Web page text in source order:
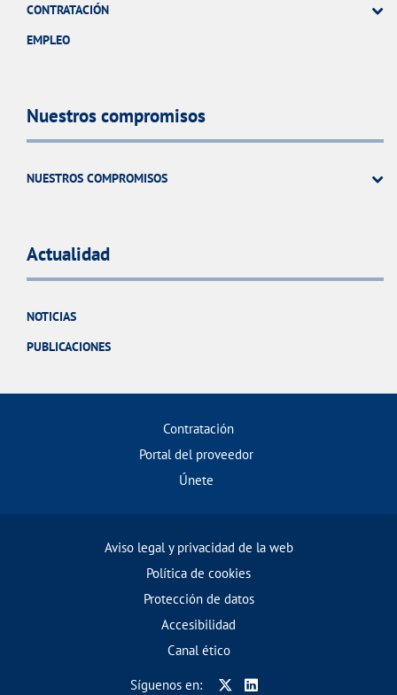
CONTRATACIÓN
EMPLEO
Nuestros compromisos
NUESTROS COMPROMISOS
Actualidad
NOTICIAS
PUBLICACIONES
Contratación
Portal del proveedor
Únete
Aviso legal y privacidad de la web
Política de cookies
Protección de datos
Accesibilidad
Canal ético
Síguenos en: